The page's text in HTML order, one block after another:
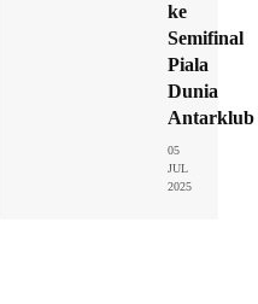
ke
Semifinal
Piala
Dunia
Antarklub
05
JUL
2025